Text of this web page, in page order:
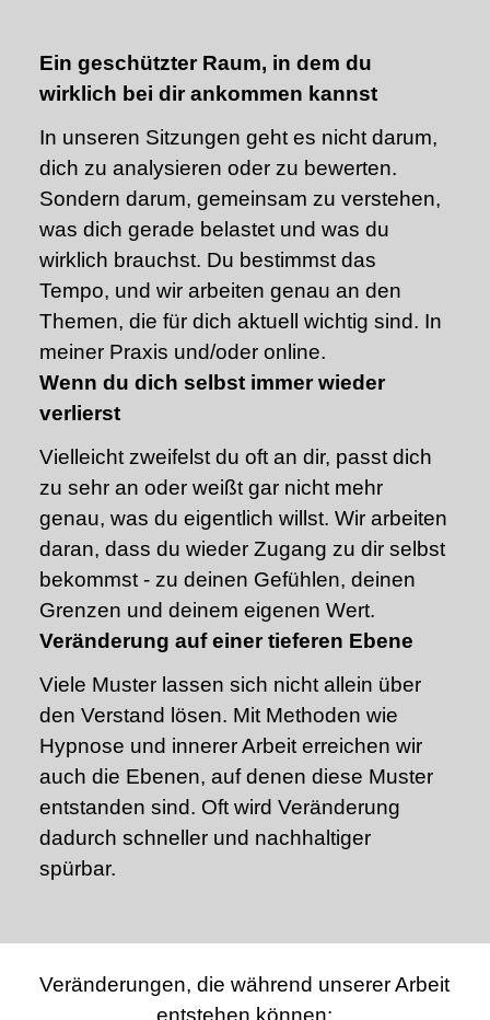
Ein geschützter Raum, in dem du
wirklich bei dir ankommen kannst
In unseren Sitzungen geht es nicht darum,
dich zu analysieren oder zu bewerten.
Sondern darum, gemeinsam zu verstehen,
was dich gerade belastet und was du
wirklich brauchst. Du bestimmst das
Tempo, und wir arbeiten genau an den
Themen, die für dich aktuell wichtig sind. In
meiner Praxis und/oder online.
Wenn du dich selbst immer wieder
verlierst
Vielleicht zweifelst du oft an dir, passt dich
zu sehr an oder weißt gar nicht mehr
genau, was du eigentlich willst. Wir arbeiten
daran, dass du wieder Zugang zu dir selbst
bekommst - zu deinen Gefühlen, deinen
Grenzen und deinem eigenen Wert.
Veränderung auf einer tieferen Ebene
Viele Muster lassen sich nicht allein über
den Verstand lösen. Mit Methoden wie
Hypnose und innerer Arbeit erreichen wir
auch die Ebenen, auf denen diese Muster
entstanden sind. Oft wird Veränderung
dadurch schneller und nachhaltiger
spürbar.
Veränderungen, die während unserer Arbeit
entstehen können: